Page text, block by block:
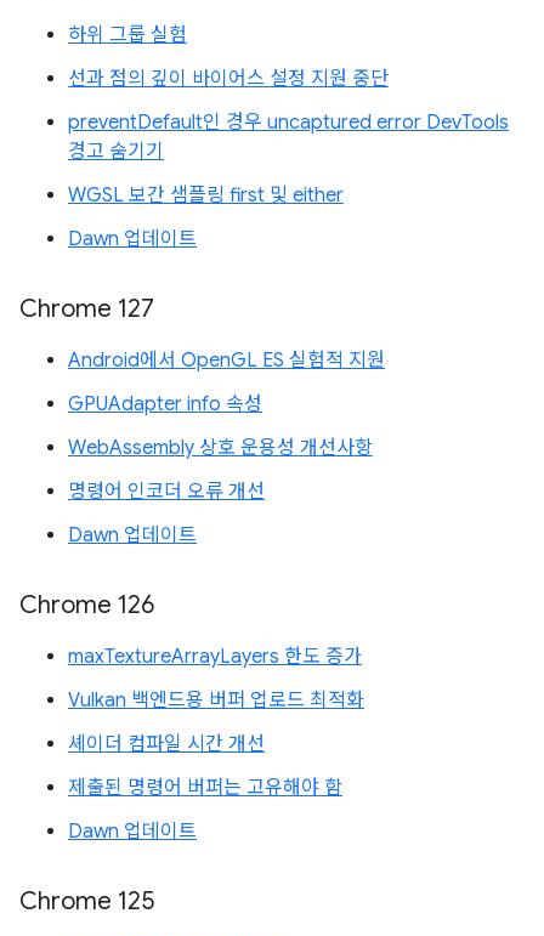
하위 그룹 실험
선과 점의 깊이 바이어스 설정 지원 중단
preventDefault인 경우 uncaptured error DevTools
경고 숨기기
WGSL 보간 샘플링 first 및 either
Dawn 업데이트
Chrome 127
Android에서 OpenGL ES 실험적 지원
GPUAdapter info 속성
WebAssembly 상호 운용성 개선사항
명령어 인코더 오류 개선
Dawn 업데이트
Chrome 126
maxTextureArrayLayers 한도 증가
Vulkan 백엔드용 버퍼 업로드 최적화
셰이더 컴파일 시간 개선
제출된 명령어 버퍼는 고유해야 함
Dawn 업데이트
Chrome 125